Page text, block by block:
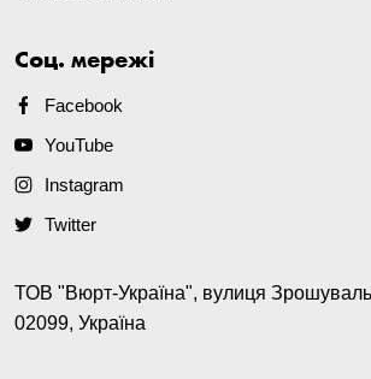
Соц. мережі
Facebook
YouTube
Instagram
Twitter
ТОВ "Вюрт-Україна", вулиця
02099, Україна